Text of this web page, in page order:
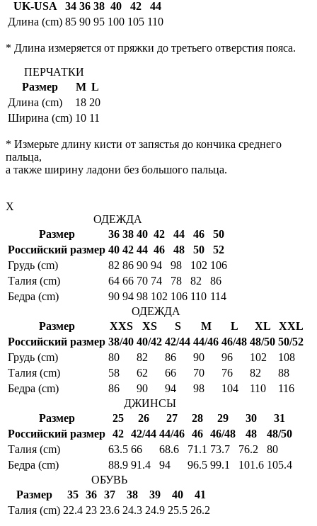
UK-USA 34 36 38 40 42
44
Длина (cm) 85 90 95 100 105 110
* Длина измеряется от пряжки до третьего отверстия пояса.
ПЕРЧАТКИ
Размер
M L
Длина (cm)
18 20
Ширина (cm) 10 11
* Измерьте длину кисти от запястья до кончика среднего
пальца,
а также ширину ладони без большого пальца.
X
ОДЕЖДА
Размер
36 38 40 42 44 46
50
Российский размер 40 42 44 46 48 50
52
Грудь (cm)
82 86 90 94 98 102 106
Талия (cm)
64 66 70 74 78 82
86
Бедра (cm)
90 94 98 102 106 110 114
ОДЕЖДА
Размер
XXS XS S M L XL
XXL
Российский размер 38/40 40/42 42/44 44/46 46/48 48/50 50/52
Грудь (cm)
80 82 86 90 96 102
108
Талия (cm)
58 62 66 70 76 82
88
Бедра (cm)
86 90 94 98 104 110
116
ДЖИНСЫ
Размер
25 26 27 28 29 30
31
Российский размер 42 42/44 44/46 46 46/48 48
48/50
Талия (cm)
63.5 66 68.6 71.1 73.7 76.2
80
Бедра (cm)
88.9 91.4 94 96.5 99.1 101.6 105.4
ОБУВЬ
Размер
35 36 37 38 39 40
41
Талия (cm) 22.4 23 23.6 24.3 24.9 25.5 26.2